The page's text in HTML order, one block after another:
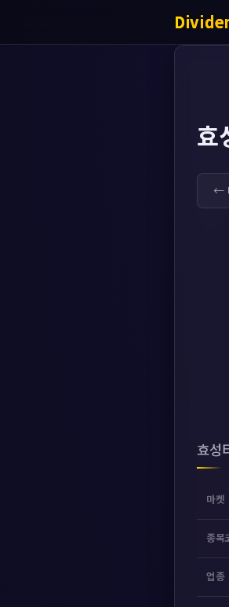
효
←
효성
마켓
종목
업종